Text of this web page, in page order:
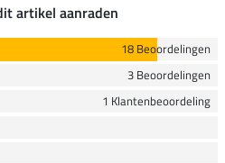
artikel aanraden
18 Beoordelingen
3 Beoordelingen
1 Klantenbeoordeling